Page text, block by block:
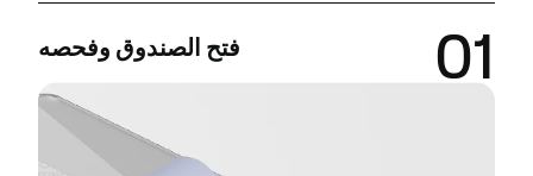
فتح الصندوق وفحصه 01